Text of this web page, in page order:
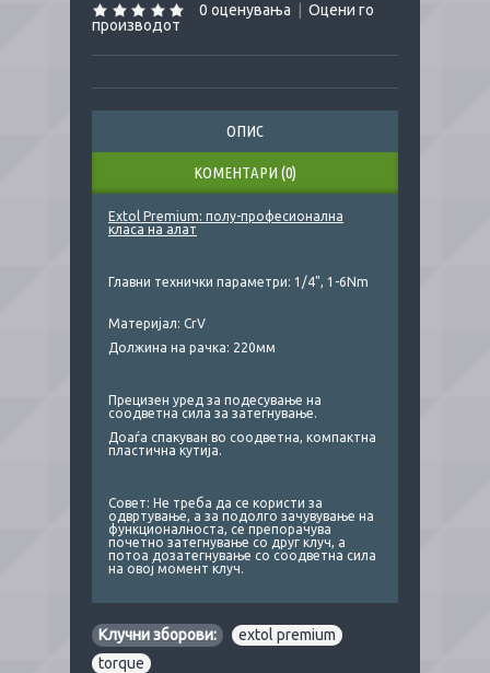
0 оценувања
Оцени го
производот
ОПИС
КОМЕНТАРИ (0)
Extol Premium: полу-професионална
класа на алат
Главни технички параметри: 1/4", 1-6Nm
Материјал: CrV
Должина на рачка: 220мм
Прецизен уред за подесување на
соодветна сила за затегнување.
Доаѓа спакуван во соодветна, компактна
пластична кутија.
Совет: Не треба да се користи за
одвртување, а за подолго зачувување на
функционалноста, се препорачува
почетно затегнување со друг клуч, а
потоа дозатегнување со соодветна сила
на овој момент клуч.
Клучни зборови: extol premium
torque